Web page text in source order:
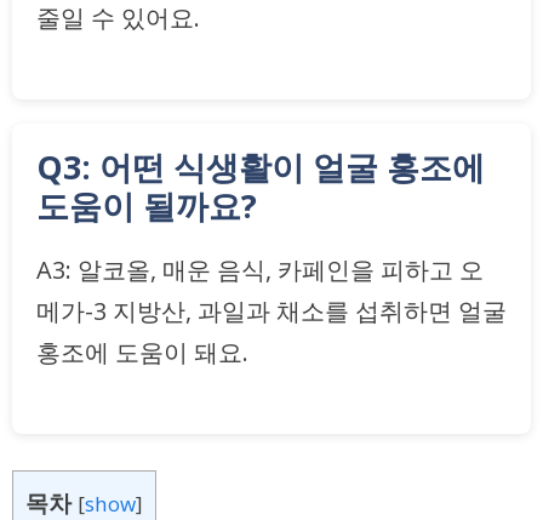
줄일 수 있어요.
Q3: 어떤 식생활이 얼굴 홍조에
도움이 될까요?
A3: 알코올, 매운 음식, 카페인을 피하고 오
메가-3 지방산, 과일과 채소를 섭취하면 얼굴
홍조에 도움이 돼요.
목차 [show]